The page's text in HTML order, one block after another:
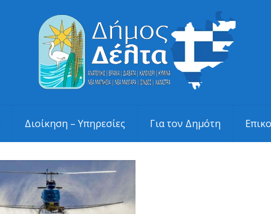
Διοίκηση – Υπηρεσίες Για τον Δημότη